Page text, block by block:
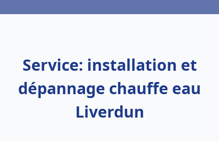
Service: installation et
dépannage chauffe eau
Liverdun